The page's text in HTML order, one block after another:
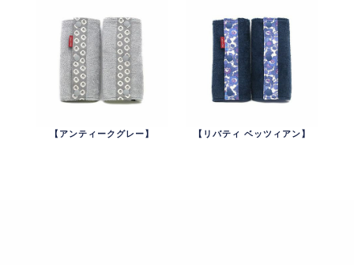
【アンティークグレー】 【リバティ ベッツィアン】